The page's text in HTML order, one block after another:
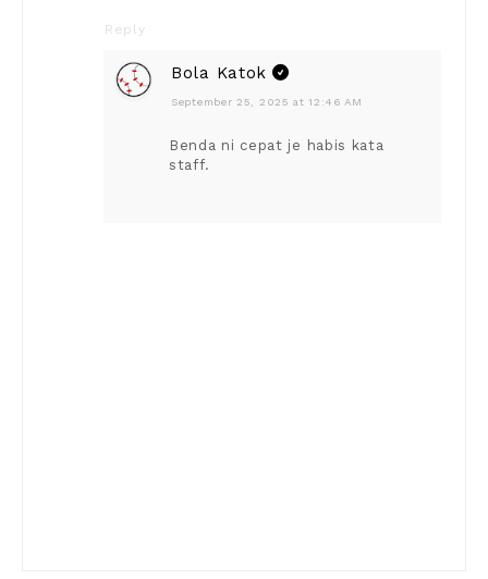
Reply
Bola Katok
September 25, 2025 at 12:46 AM
Benda ni cepat je habis kata
staff.